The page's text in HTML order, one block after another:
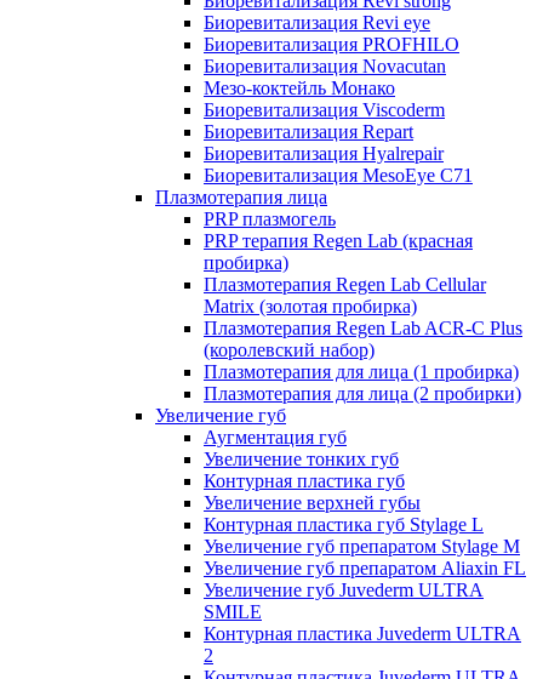
Биоревитализация Revi eye
Биоревитализация PROFHILO
Биоревитализация Novacutan
Мезо-коктейль Монако
Биоревитализация Viscoderm
Биоревитализация Repart
Биоревитализация Hyalrepair
Биоревитализация MesoEye C71
Плазмотерапия лица
PRP плазмогель
PRP терапия Regen Lab (красная
пробирка)
Плазмотерапия Regen Lab Cellular
Matrix (золотая пробирка)
Плазмотерапия Regen Lab ACR-C Plus
(королевский набор)
Плазмотерапия для лица (1 пробирка)
Плазмотерапия для лица (2 пробирки)
Увеличение губ
Аугментация губ
Увеличение тонких губ
Контурная пластика губ
Увеличение верхней губы
Контурная пластика губ Stylage L
Увеличение губ препаратом Stylage M
Увеличение губ препаратом Aliaxin FL
Увеличение губ Juvederm ULTRA
SMILE
Контурная пластика Juvederm ULTRA
2